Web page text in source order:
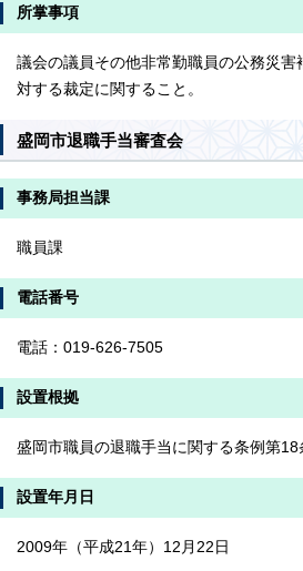
所掌事項
議会の議員その他非常勤職員の公務災害
対する裁定に関すること。
盛岡市退職手当審査会
事務局担当課
職員課
電話番号
電話：019-626-7505
設置根拠
盛岡市職員の退職手当に関する条例第18
設置年月日
2009年（平成21年）12月22日